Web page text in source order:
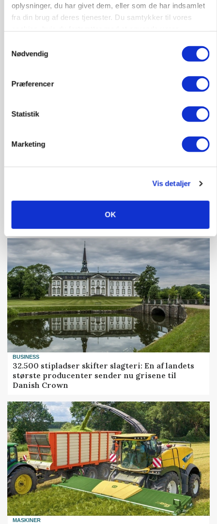
oplysninger, du har givet dem, eller som de har indsamlet
fra din brug af deres tjenester. Du samtykker til vores
Nødvendig
Præferencer
Statistik
Marketing
Vis detaljer
OK
ARRANGEMENT
BUSINESS
32.500 stipladser skifter slagteri: En af landets
største producenter sender nu grisene til
Danish Crown
MASKINER